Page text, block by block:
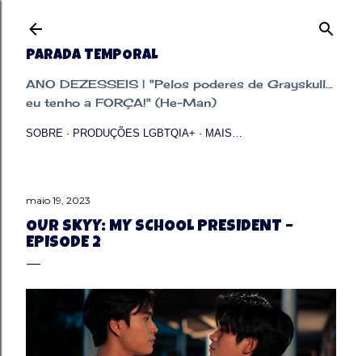
PARADA TEMPORAL
ANO DEZESSEIS | "Pelos poderes de Grayskull...
eu tenho a FORÇA!" (He-Man)
SOBRE PRODUÇÕES LGBTQIA+ MAIS…
maio 19, 2023
OUR SKYY: MY SCHOOL PRESIDENT –
EPISODE 2